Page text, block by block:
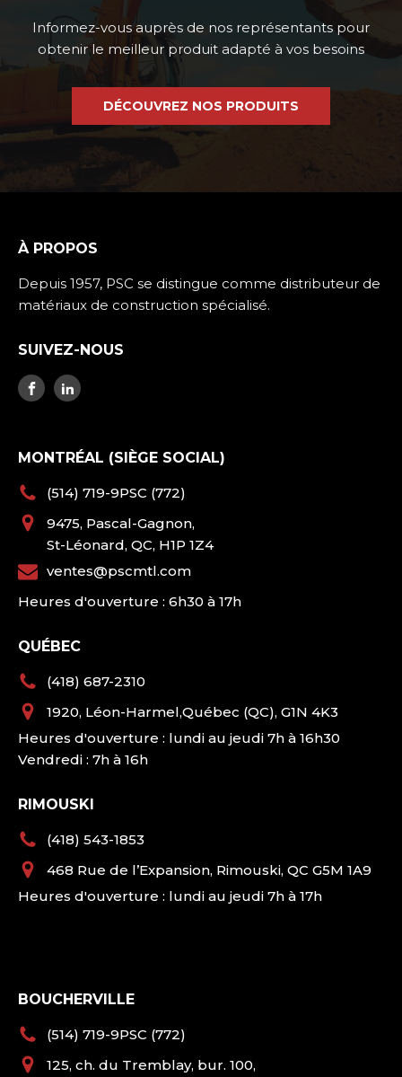
Informez-vous auprès de nos représentants pour
obtenir le meilleur produit adapté à vos besoins
DÉCOUVREZ NOS PRODUITS
À PROPOS
Depuis 1957, PSC se distingue comme distributeur de
matériaux de construction spécialisé.
SUIVEZ-NOUS
MONTRÉAL (SIÈGE SOCIAL)
(514) 719-9PSC (772)
9475, Pascal-Gagnon,
St-Léonard, QC, H1P 1Z4
ventes@pscmtl.com
Heures d'ouverture : 6h30 à 17h
QUÉBEC
(418) 687-2310
1920, Léon-Harmel,Québec (QC), G1N 4K3
Heures d'ouverture : lundi au jeudi 7h à 16h30
Vendredi : 7h à 16h
RIMOUSKI
(418) 543-1853
468 Rue de l’Expansion, Rimouski, QC G5M 1A9
Heures d'ouverture : lundi au jeudi 7h à 17h
BOUCHERVILLE
(514) 719-9PSC (772)
125, ch. du Tremblay, bur. 100,